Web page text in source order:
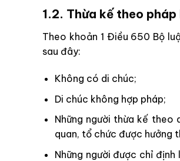
1.2. Thừa kế theo pháp
Theo khoản 1 Điều 650 Bộ
sau đây:
Không có di chúc;
Di chúc không hợp pháp;
Những người thừa kế
quan, tổ chức được hưởng
Những người được chỉ